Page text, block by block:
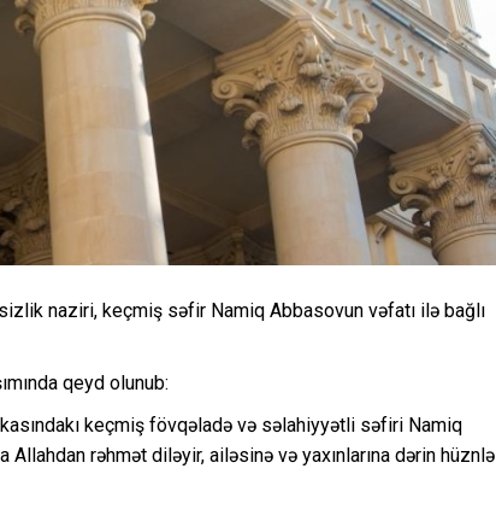
naziri, keçmiş səfir Namiq Abbasovun vəfatı ilə bağlı
qeyd olunub:
keçmiş fövqəladə və səlahiyyətli səfiri Namiq
Allahdan rəhmət diləyir, ailəsinə və yaxınlarına dərin hüznlə